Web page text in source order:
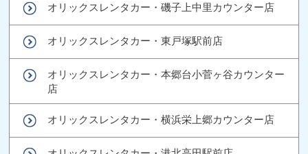
オリックスレンタカー・磯子上中里カウンター店
オリックスレンタカー・東戸塚駅前店
オリックスレンタカー・本郷台小菅ヶ谷カウンター
店
オリックスレンタカー・横浜栄上郷カウンター店